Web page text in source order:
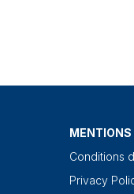
MENTIONS
Conditions
Privacy